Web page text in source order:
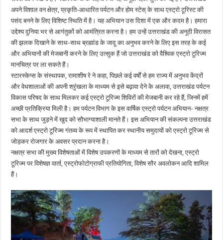
अपने विशाल वन क्षेत्र, प्रकृति-आधारित पर्यटन और होम स्टेस् के साथ एस्ट्रो टूरिस्ट की
पसंद बनने के लिए विशिष्ट स्थिति में है। यह अभियान उस दिशा में एक और कदम है। हमारा
उद्देश्य दुनिया भर से आगंतुकों को आमंत्रित करना है। हम उन्हें उत्तराखंड की अनूठी विरासत
की झलक दिखाने के साथ-साथ ब्रह्मांड के जादू का अनुभव करने के लिए इस तरह के कई
और अभियानों की मेजबानी करने के लिए उत्सुक हैं जो उत्तराखंड को वैश्विक एस्ट्रो टूरिज्म
मानचित्र पर ला सकते हैं।
स्टारस्केप्स के संस्थापक, रामाशीष रे ने कहा, पिछले कई वर्षों से हम राज्य में अनुभव केंद्रों
और वेधशालाओं की अपनी श्रृंखला के माध्यम से इसे बढ़ावा देने के अलावा, उत्तराखंड पर्यटन
विकास परिषद के साथ मिलकर कई एस्ट्रो टूरिज्म शिविरों की मेजबानी कर रहे हैं, जिनमें हमें
अच्छी प्रतिक्रिया मिली है। हम पर्यटन विभाग के इस वार्षिक एस्ट्रो पर्यटन अभियान- नक्षत्र
सभा के साथ जुड़ने में खुद को सौभाग्याशाली मानते हैं। इस अभियान की संकल्पना उत्तराखंड
को आदर्श एस्ट्रो टूरिज्म गंतव्य के रूप में स्थापित कर स्थानीय समुदायों को एस्ट्रो टूरिज्म से
जोड़कर रोजगार के अवसर प्रदान करना है।
नक्षत्र सभा की मुख्य विशेषताओं में विशेष उपकरणों के माध्यम से तारों को देखना, एस्ट्रो
टूरिज्म पर विशेषज्ञ वार्ता, एस्ट्रोफोटोग्राफी प्रतियोगिता, विशेष सौर अवलोकन आदि शामिल
हैं।